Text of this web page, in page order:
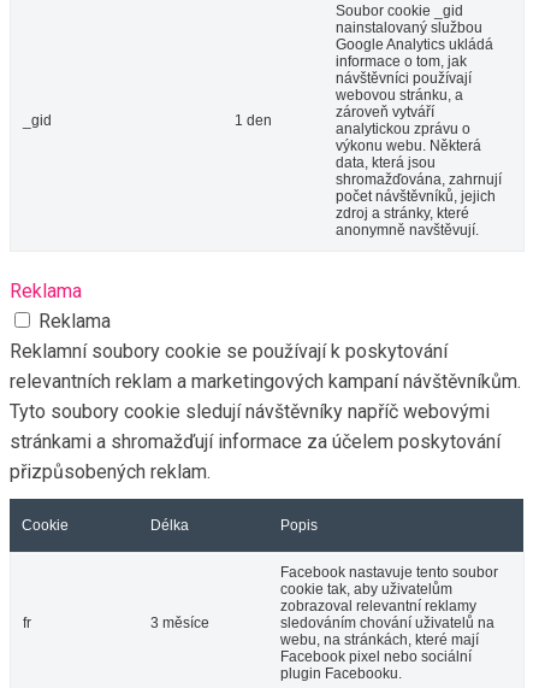
_gid 1 den
Soubor cookie _gid
nainstalovaný službou
Google Analytics ukládá
informace o tom, jak
návštěvníci používají
webovou stránku, a
zároveň vytváří
analytickou zprávu o
výkonu webu. Některá
data, která jsou
shromažďována, zahrnují
počet návštěvníků, jejich
zdroj a stránky, které
anonymně navštěvují.
Reklama
Reklama
Reklamní soubory cookie se používají k poskytování
relevantních reklam a marketingových kampaní návštěvníkům.
Tyto soubory cookie sledují návštěvníky napříč webovými
stránkami a shromažďují informace za účelem poskytování
přizpůsobených reklam.
Cookie Délka Popis
fr 3 měsíce
Facebook nastavuje tento soubor
cookie tak, aby uživatelům
zobrazoval relevantní reklamy
sledováním chování uživatelů na
webu, na stránkách, které mají
Facebook pixel nebo sociální
plugin Facebooku.